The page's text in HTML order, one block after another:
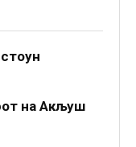
на Акљуш